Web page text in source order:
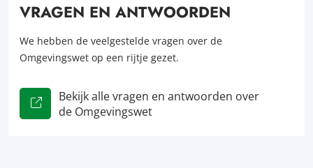
VRAGEN EN ANTWOORDEN
We hebben de veelgestelde vragen over de
Omgevingswet op een rijtje gezet.
Bekijk alle vragen en antwoorden over
de Omgevingswet